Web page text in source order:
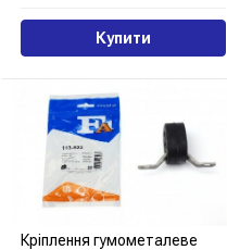
Купити
Кріплення гумометалеве